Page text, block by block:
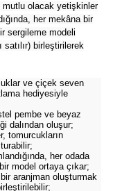
mutlu olacak yetişkinler
her mekâna bir
sergileme modeli
birleştirilerek
ve çiçek seven
hediyesiyle
pembe ve beyaz
dalından oluşur;
tomurcukların
her odada
model ortaya çıkar;
aranjman oluşturmak